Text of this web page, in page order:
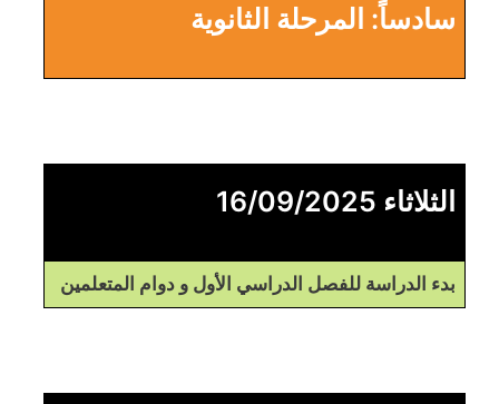
سادساً: المرحلة الثانوية
الثلاثاء 16/09/2025
بدء الدراسة للفصل الدراسي الأول و دوام المتعلمين